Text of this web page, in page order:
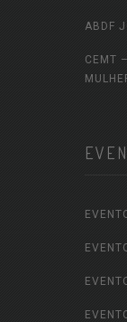
ABDF
CEMT